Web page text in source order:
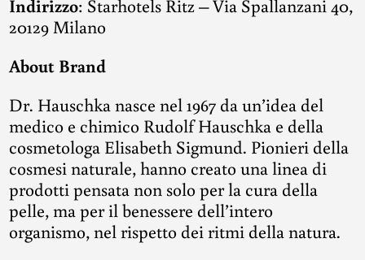
Indirizzo: Starhotels Ritz – Via Spallanzani 40,
20129 Milano
About Brand
Dr. Hauschka nasce nel 1967 da un’idea del
medico e chimico Rudolf Hauschka e della
cosmetologa Elisabeth Sigmund. Pionieri della
cosmesi naturale, hanno creato una linea di
prodotti pensata non solo per la cura della
pelle, ma per il benessere dell’intero
organismo, nel rispetto dei ritmi della natura.